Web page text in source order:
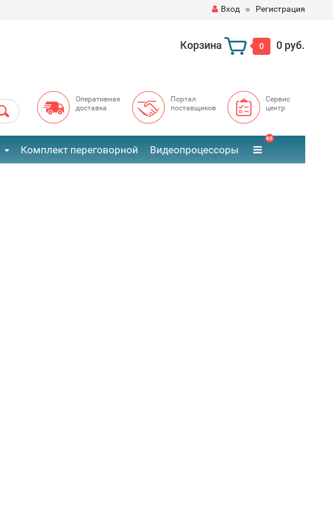
Вход Регистрация
Корзина 0 0 руб.
Оперативная
доставка
Портал
поставщиков
Сервис
центр
Комплект переговорной Видеопроцессоры
46